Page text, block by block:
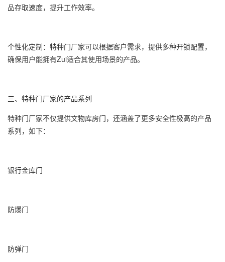
品存取速度，提升工作效率。
个性化定制：特种门厂家可以根据客户需求，提供多种开锁配置，
确保用户能拥有Zui适合其使用场景的产品。
三、特种门厂家的产品系列
特种门厂家不仅提供文物库房门，还涵盖了更多安全性极高的产品
系列，如下：
银行金库门
防爆门
防弹门